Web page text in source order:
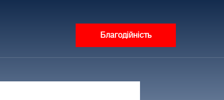
Благодійність